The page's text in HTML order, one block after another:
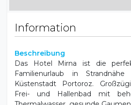
Information
Beschreibung
Das Hotel Mirna ist die
Familienurlaub in
Küstenstadt Portoroz.
Frei- und Hallenbad mit
Thermalwasser, gesunde
Kinder. Sie haben auch die